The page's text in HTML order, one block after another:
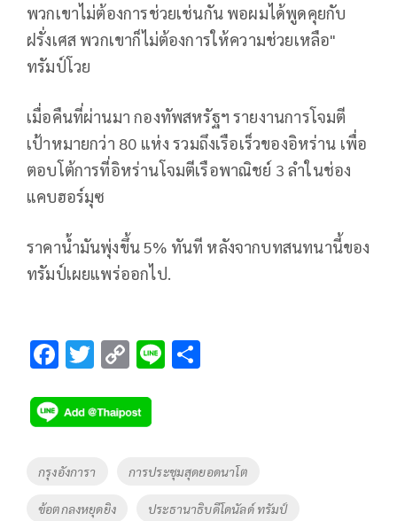
พวกเขาไม่ต้องการช่วยเช่นกัน พอผมได้พูดคุยกับ
ฝรั่งเศส พวกเขาก็ไม่ต้องการให้ความช่วยเหลือ"
ทรัมป์โวย
เมื่อคืนที่ผ่านมา กองทัพสหรัฐฯ รายงานการโจมตี
เป้าหมายกว่า 80 แห่ง รวมถึงเรือเร็วของอิหร่าน เพื่อ
ตอบโต้การที่อิหร่านโจมตีเรือพาณิชย์ 3 ลำในช่อง
แคบฮอร์มุซ
ราคาน้ำมันพุ่งขึ้น 5% ทันที หลังจากบทสนทนานี้ของ
ทรัมป์เผยแพร่ออกไป.
F
e
b
o
T
tt
er
C
p
y
Li
Li
Tags
กรุงอังการา การประชุมสุดยอดนาโต
ข้อตกลงหยุดยิง ประธานาธิบดีโดนัลด์ ทรัมป์